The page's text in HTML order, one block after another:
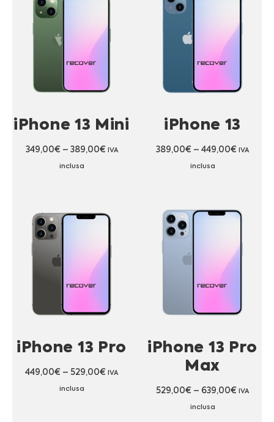
iPhone 13 Mini
349,00€ – 389,00€ IVA
inclusa
iPhone 13
389,00€ – 449,00€ IVA
inclusa
iPhone 13 Pro
449,00€ – 529,00€ IVA
inclusa
iPhone 13 Pro
Max
529,00€ – 639,00€ IVA
inclusa